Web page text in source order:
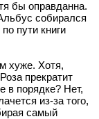
бы оправданна.
собирался
пути книги
хуже. Хотя,
прекратит
в порядке? Нет,
из-за того,
самый